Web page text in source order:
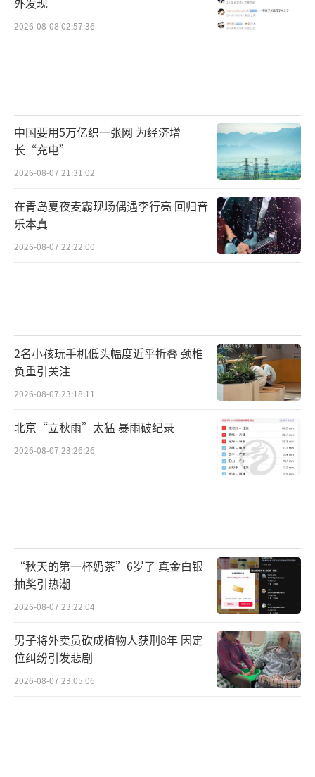
2026-08-08 02:57:36
中国要用5万亿织一张网 为经济增
长“充电”
2026-08-07 21:31:02
在青岛夏夜麦霸现场偶遇李行亮 回归音
乐本真
2026-08-07 22:22:00
2名小孩玩手机低头幅度近乎折叠 颈椎
负重引关注
2026-08-07 23:18:11
北京“立秋雨”太猛 暴雨破纪录
2026-08-07 23:26:26
“秋天的第一杯奶茶”6岁了 真金白银
抽奖引热潮
2026-08-07 23:22:04
男子将外卖员砍成植物人获刑8年 因定
位纠纷引发悲剧
2026-08-07 23:05:06